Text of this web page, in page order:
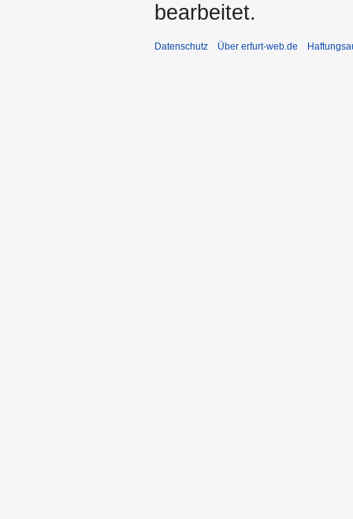
bearbeitet.
Datenschutz Über erfurt-web.de